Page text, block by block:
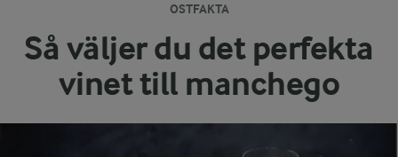
OSTFAKTA
Så väljer du det perfekta
vinet till manchego